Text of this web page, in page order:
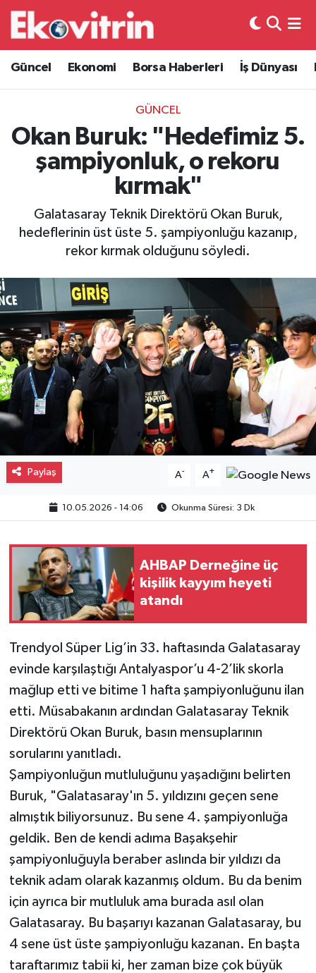
Güncel Ekonomi Borsa Haberleri İş Dünyası
GÜNCEL
Okan Buruk: "Hedefimiz 5.
şampiyonluk, o rekoru
kırmak"
Galatasaray Teknik Direktörü Okan Buruk,
hedeflerinin üst üste 5. şampiyonluğu kazanıp,
rekor kırmak olduğunu söyledi.
Paylaş A- A+
10.05.2026 - 14:06 Okunma Süresi: 3 Dk
AHBAP Derneğine üç
kişilik kayyım heyeti
atandı
Trendyol Süper Lig’in 33. haftasında Galatasaray
evinde karşılaştığı Antalyaspor’u 4-2’lik skorla
mağlup etti ve bitime 1 hafta şampiyonluğunu ilan
etti. Müsabakanın ardından Galatasaray Teknik
Direktörü Okan Buruk, basın mensuplarının
sorularını yanıtladı.
Şampiyonluğun mutluluğunu yaşadığını belirten
Buruk, "Galatasaray'ın 5. yıldızını geçen sene
almıştık biliyorsunuz. Bu sene 4. şampiyonluğa
geldik. Ben de kendi adıma Başakşehir
şampiyonluğuyla beraber aslında bir yıldızı da
teknik adam olarak kazanmış oldum. Bu da benim
için ayrıca bir mutluluk ama burada asıl olan
Galatasaray. Bu başarıyı kazanan Galatasaray, bu
4 sene üst üste şampiyonluğu kazanan. En başta
taraftarımız tabii ki, her zaman bize çok büyük
Güncel
Ekonomi
Borsa Haberleri
İş Dünyası
Otovitrin
Magazin
Gayrimenkul
Spor
Eğitim
Hava Durumu
Trafik Durumu
Süper Lig Puan Durumu ve Fikstür
Tüm Manşetler
Son Dakika Haberleri
Haber Arşivi